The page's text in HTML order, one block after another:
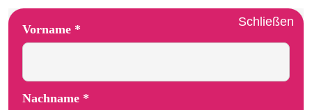
Layout Vorname Deine
Vorname *
Nachname *
Schließen